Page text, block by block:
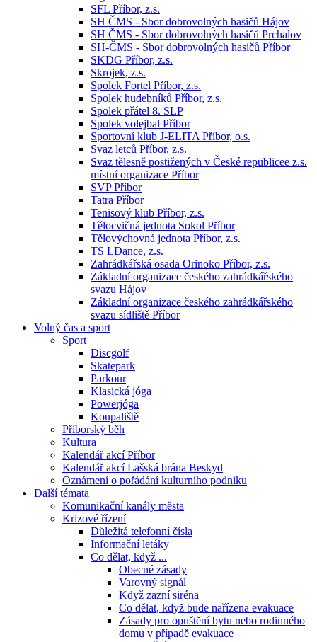
SFL Příbor, z.s.
SH ČMS - Sbor dobrovolných hasičů Hájov
SH ČMS - Sbor dobrovolných hasičů Prchalov
SH-ČMS - Sbor dobrovolných hasičů Příbor
SKDG Příbor, z.s.
Skrojek, z.s.
Spolek Fortel Příbor, z.s.
Spolek hudebníků Příbor, z.s.
Spolek přátel 8. SLP
Spolek volejbal Příbor
Sportovní klub J-ELITA Příbor, o.s.
Svaz letců Příbor, z.s.
Svaz tělesně postižených v České republicee z.s.
místní organizace Příbor
SVP Příbor
Tatra Příbor
Tenisový klub Příbor, z.s.
Tělocvičná jednota Sokol Příbor
Tělovýchovná jednota Příbor, z.s.
TS LDance, z.s.
Zahrádkářská osada Orinoko Příbor, z.s.
Základní organizace českého zahrádkářského
svazu Hájov
Základní organizace českého zahrádkářského
svazu sídliště Příbor
Volný čas a sport
Sport
Discgolf
Skatepark
Parkour
Klasická jóga
Powerjóga
Koupaliště
Příborský běh
Kultura
Kalendář akcí Příbor
Kalendář akcí Lašská brána Beskyd
Oznámení o pořádání kulturního podniku
Další témata
Komunikační kanály města
Krizové řízení
Důležitá telefonní čísla
Informační letáky
Co dělat, když ...
Obecné zásady
Varovný signál
Když zazní siréna
Co dělat, když bude nařízena evakuace
Zásady pro opuštění bytu nebo rodinného
domu v případě evakuace